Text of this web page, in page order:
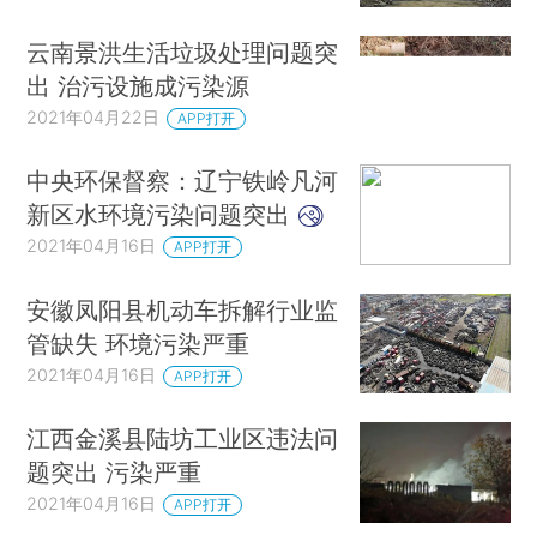
云南景洪生活垃圾处理问题突
出 治污设施成污染源
2021年04月22日 APP打开
中央环保督察：辽宁铁岭凡河
新区水环境污染问题突出
2021年04月16日 APP打开
安徽凤阳县机动车拆解行业监
管缺失 环境污染严重
2021年04月16日 APP打开
江西金溪县陆坊工业区违法问
题突出 污染严重
2021年04月16日 APP打开